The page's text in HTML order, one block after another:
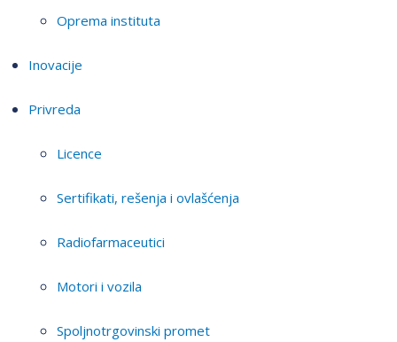
Oprema instituta
Inovacije
Privreda
Licence
Sertifikati, rešenja i ovlašćenja
Radiofarmaceutici
Motori i vozila
Spoljnotrgovinski promet